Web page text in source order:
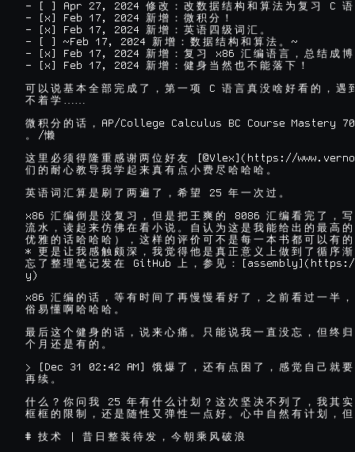
- [ ] Apr 27, 2024 修 改 ： 改 数 据 结 构 和 算 法 为 复 习 C 语
- [x] Feb 17, 2024 新 增 ： 微 积 分 ！
- [x] Feb 17, 2024 新 增 ： 英 语 四 级 词 汇 。
- [ ] ~Feb 17, 2024 新 增 ： 数 据 结 构 和 算 法 。
~
- [x] Feb 17, 2024
新 增 ： 复 习 x86 汇 编 语 言 ， 总 结 成 博
- [x] Feb 17, 2024 新 增 ： 健 身 当 然 也 不 能 落 下 ！
可 以 说 基 本 全 部 完 成 了 ， 第 一 项 C 语 言 真 没 啥 好 看 的 ， 遇
不 着 学 ……
微 积 分 的 话 ， AP/College Calculus BC Course Mastery
。 /懒
这 里 必 须 得 隆 重 感 谢 两 位 好 友 [@Vlex](https://
们 的 耐 心 教 导 我 学 起 来 真 有 点 小 费 尽 哈 哈 哈 。
英 语 词 汇 算 是 刷 了 两 遍 了 ， 希 望 25 年 一 次 过 。
x86 汇 编 倒 是 没 复 习 ， 但 是 把 王 爽 的 8086 汇 编 看 完 了 ，
写
流 水 ， 读 起 来 仿 佛 在 看 小 说 。 自 认 为 这 是 我 能 给 出 的 最 高 的
优 雅 的 话 哈 哈 哈 ） ， 这 样 的 评 价 可 不 是 每 一 本 书 都 可 以 有 的
* 更 是 让 我 感 触 颇 深 ， 我 觉 得 他 是 真 正 意 义 上 做 到 了 循 序 渐
忘 了 整 理 笔 记 发 在 GitHub 上 ， 参 见 ：
y)
x86 汇 编 的 话 ， 等 有 时 间 了 再 慢 慢 看 好 了 ， 之 前 看 过 一 半
，
俗 易 懂 啊 哈 哈 哈 。
最 后 这 个 健 身 的 话 ， 说 来 心 痛 。 只 能 说 我 一 直 没 忘 ， 但 终 归
个 月 还 是 有 的 。
> [Dec 31 02:42 AM] 饿 爆 了 ， 还 有 点 困 了 ， 感 觉 自 己 就 要
再 续 。
什 么 ？ 你 问 我 25 年 有 什 么 计 划 ？ 这 次 坚 决 不 列 了 ， 我 其 实
框 框 的 限 制 ， 还 是 随 性 又 弹 性 一 点 好 。 心 中 自 然 有 计 划 ， 但
# 技 术 昔 日 整 装 待 发 ， 今 朝 乘 风 破 浪